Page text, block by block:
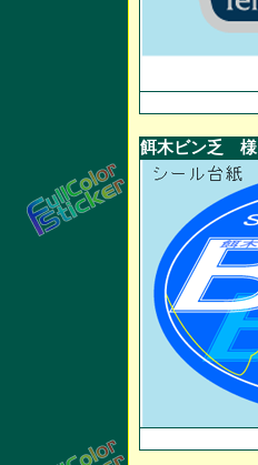
餌木ビン乏 様